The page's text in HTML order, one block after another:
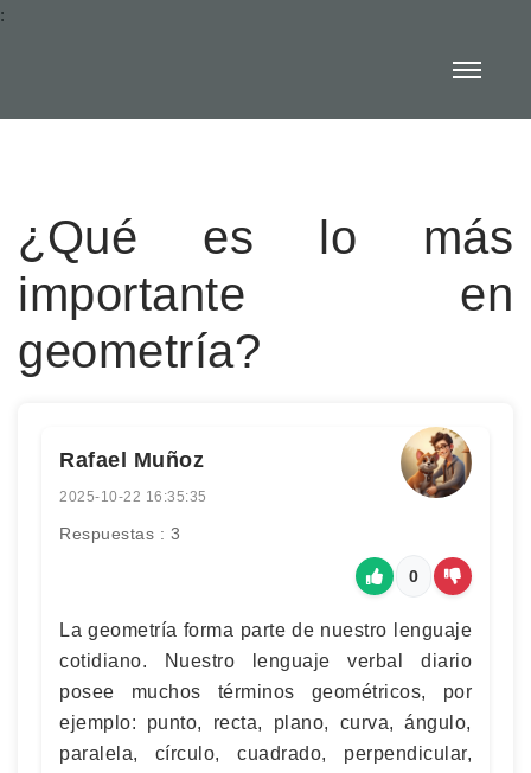
:
¿Qué es lo más
importante en
geometría?
Rafael Muñoz
2025-10-22 16:35:35
Respuestas : 3
0
La geometría forma parte de nuestro lenguaje
cotidiano. Nuestro lenguaje verbal diario
posee muchos términos geométricos, por
ejemplo: punto, recta, plano, curva, ángulo,
paralela, círculo, cuadrado, perpendicular,